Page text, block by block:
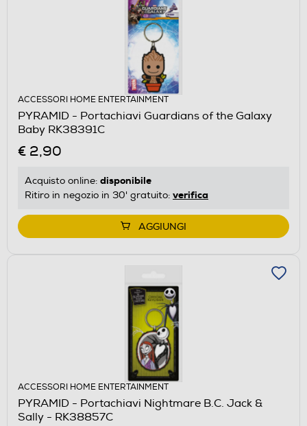
ACCESSORI HOME ENTERTAINMENT
PYRAMID - Portachiavi Guardians of the Galaxy
Baby RK38391C
€ 2,90
Acquisto online: disponibile
Ritiro in negozio in 30' gratuito: verifica
AGGIUNGI
ACCESSORI HOME ENTERTAINMENT
PYRAMID - Portachiavi Nightmare B.C. Jack &
Sally - RK38857C